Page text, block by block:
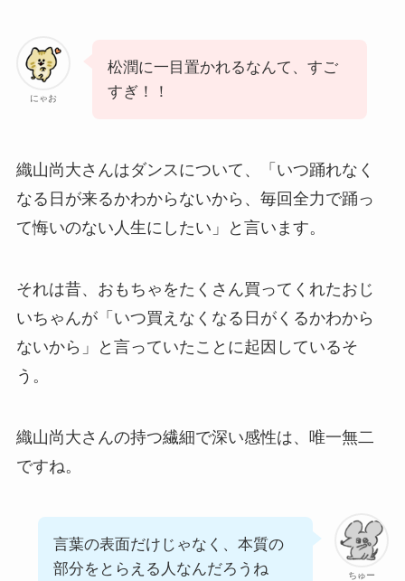
にゃお
松潤に一目置かれるなんて、すご
すぎ！！
織山尚大さんはダンスについて、「いつ踊れなく
なる日が来るかわからないから、毎回全力で踊っ
て悔いのない人生にしたい」と言います。
それは昔、おもちゃをたくさん買ってくれたおじ
いちゃんが「いつ買えなくなる日がくるかわから
ないから」と言っていたことに起因しているそ
う。
織山尚大さんの持つ繊細で深い感性は、唯一無二
ですね。
ちゅー
言葉の表面だけじゃなく、本質の
部分をとらえる人なんだろうね